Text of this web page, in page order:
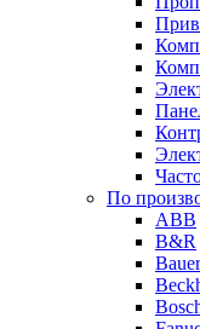
По
ABB
B&R
Bauer